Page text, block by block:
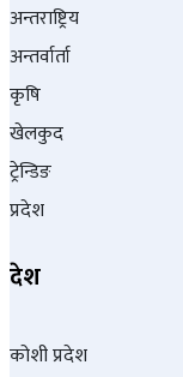
अन्तराष्ट्रिय
अन्तर्वार्ता
कृषि
खेलकुद
ट्रेन्डिङ
प्रदेश
देश
कोशी प्रदेश